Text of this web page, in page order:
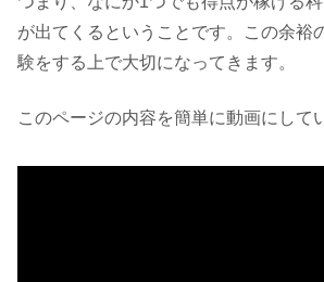
が出てくるということです。この余裕
験をする上で大切になってきます。
このページの内容を簡単に動画にして